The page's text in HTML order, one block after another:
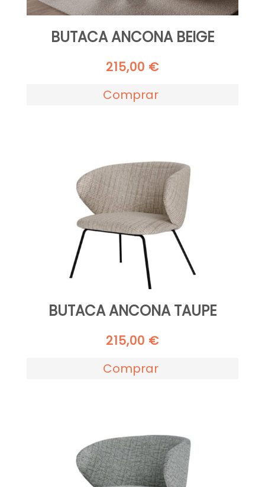
BUTACA ANCONA BEIGE
215,00 €
Comprar
BUTACA ANCONA TAUPE
215,00 €
Comprar